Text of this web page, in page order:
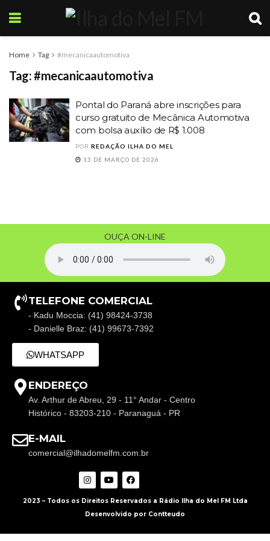
Home Tag #mecanicaautomotiva
Tag:#mecanicaautomotiva
Pontal do Paraná abre inscrições para
curso gratuito de Mecânica Automotiva
com bolsa auxílio de R$ 1.008
POR REDAÇÃO ILHA DO MEL
13 DE MARÇO DE 2026
OUÇA ON-LINE
TELEFONE COMERCIAL
- Kadu Moccia: (41) 98424-3738
- Danielle Braz: (41) 99673-7392
WHATSAPP
ENDEREÇO
Av. Arthur de Abreu, 29 - 11° Andar - Centro
Histórico - 83203-210 - Paranaguá - PR
E-MAIL
comercial@ilhadomelfm.com.br
2023 – Todos os Direitos Reservados a Rádio Ilha do Mel FM Ltda
Desenvolvido por Contteudo